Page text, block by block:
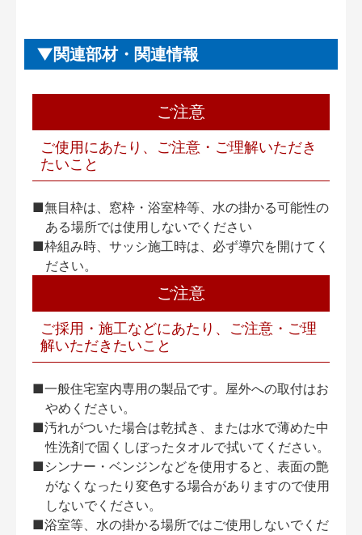
関連部材・関連情報
ご注意
ご使用にあたり、ご注意・ご理解いただき
たいこと
■無目枠は、窓枠・浴室枠等、水の掛かる可能性の
ある場所では使用しないでください
■枠組み時、サッシ施工時は、必ず導穴を開けてく
ださい。
ご注意
ご採用・施工などにあたり、ご注意・ご理
解いただきたいこと
■一般住宅室内専用の製品です。屋外への取付はお
やめください。
■汚れがついた場合は乾拭き、または水で薄めた中
性洗剤で固くしぼったタオルで拭いてください。
■シンナー・ベンジンなどを使用すると、表面の艶
がなくなったり変色する場合がありますので使用
しないでください。
■浴室等、水の掛かる場所ではご使用しないでくだ